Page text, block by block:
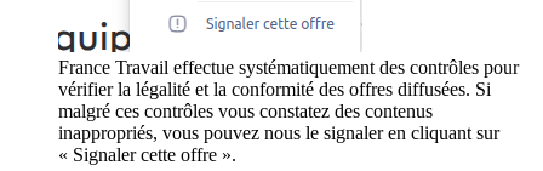
France Travail effectue systématiquement des contrôles pour
vérifier la légalité et la conformité des offres diffusées. Si
malgré ces contrôles vous constatez des contenus
inappropriés, vous pouvez nous le signaler en cliquant sur
« Signaler cette offre ».